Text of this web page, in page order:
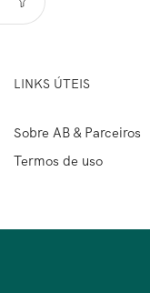
LINKS ÚTEIS
Sobre AB & Parceiros
Termos de uso